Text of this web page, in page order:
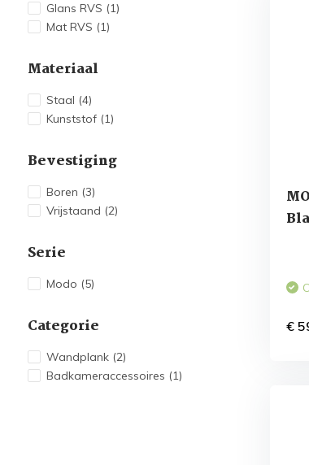
Glans RVS (1)
Mat RVS (1)
Materiaal
Staal (4)
Kunststof (1)
Bevestiging
Boren (3)
Vrijstaand (2)
Serie
Modo (5)
Categorie
Wandplank (2)
Badkameraccessoires (1)
€